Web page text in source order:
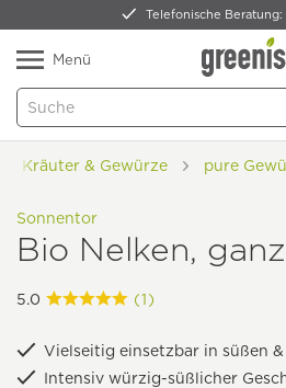
Telefonische Beratung:
Menü
Kräuter & Gewürze pure
Sonnentor
Bio Nelken, ganz
5.0 (1)
Vielseitig einsetzbar in süßen
Intensiv würzig-süßlicher